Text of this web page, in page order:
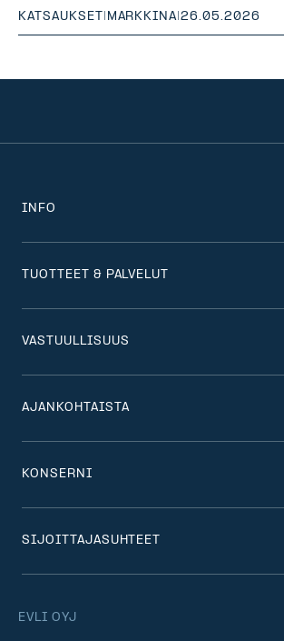
KATSAUKSET MARKKINA |26.05.2026
EVLI OYJ
INFO
TUOTTEET & PALVELUT
VASTUULLISUUS
AJANKOHTAISTA
KONSERNI
SIJOITTAJASUHTEET